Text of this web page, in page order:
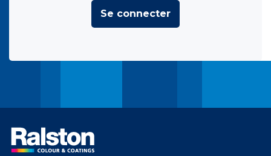
Se connecter